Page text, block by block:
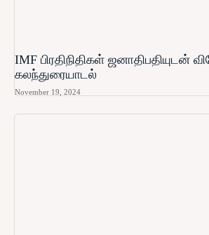
IMF பிரதிநிதிகள் ஜனாதிபதியுடன்
கலந்துரையாடல்
November 19, 2024